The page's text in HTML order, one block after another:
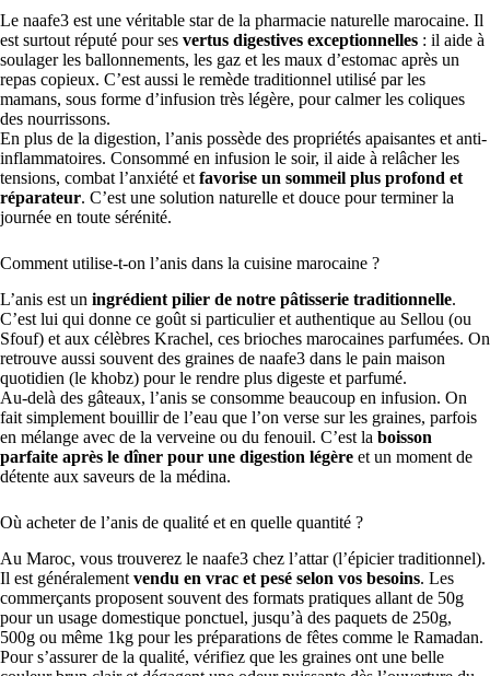
Le naafe3 est une véritable star de la pharmacie naturelle marocaine. Il
est surtout réputé pour ses vertus digestives exceptionnelles : il aide à
soulager les ballonnements, les gaz et les maux d’estomac après un
repas copieux. C’est aussi le remède traditionnel utilisé par les
mamans, sous forme d’infusion très légère, pour calmer les coliques
des nourrissons.
En plus de la digestion, l’anis possède des propriétés apaisantes et anti-
inflammatoires. Consommé en infusion le soir, il aide à relâcher les
tensions, combat l’anxiété et favorise un sommeil plus profond et
réparateur. C’est une solution naturelle et douce pour terminer la
journée en toute sérénité.
Comment utilise-t-on l’anis dans la cuisine marocaine ?
L’anis est un ingrédient pilier de notre pâtisserie traditionnelle.
C’est lui qui donne ce goût si particulier et authentique au Sellou (ou
Sfouf) et aux célèbres Krachel, ces brioches marocaines parfumées. On
retrouve aussi souvent des graines de naafe3 dans le pain maison
quotidien (le khobz) pour le rendre plus digeste et parfumé.
Au-delà des gâteaux, l’anis se consomme beaucoup en infusion. On
fait simplement bouillir de l’eau que l’on verse sur les graines, parfois
en mélange avec de la verveine ou du fenouil. C’est la boisson
parfaite après le dîner pour une digestion légère et un moment de
détente aux saveurs de la médina.
Où acheter de l’anis de qualité et en quelle quantité ?
Au Maroc, vous trouverez le naafe3 chez l’attar (l’épicier traditionnel).
Il est généralement vendu en vrac et pesé selon vos besoins. Les
commerçants proposent souvent des formats pratiques allant de 50g
pour un usage domestique ponctuel, jusqu’à des paquets de 250g,
500g ou même 1kg pour les préparations de fêtes comme le Ramadan.
Pour s’assurer de la qualité, vérifiez que les graines ont une belle